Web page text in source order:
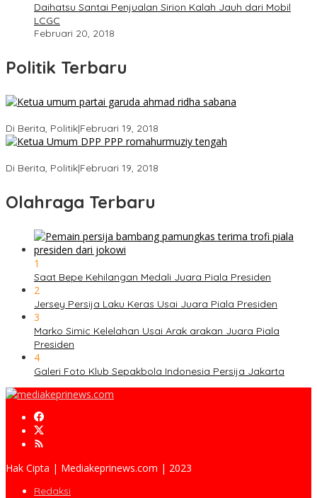
Daihatsu Santai Penjualan Sirion Kalah Jauh dari Mobil
LCGC
Februari 20, 2018
Politik Terbaru
Di Berita, Politik|Februari 19, 2018
Di Berita, Politik|Februari 19, 2018
Olahraga Terbaru
1
Saat Bepe Kehilangan Medali Juara Piala Presiden
2
Jersey Persija Laku Keras Usai Juara Piala Presiden
3
Marko Simic Kelelahan Usai Arak arakan Juara Piala
Presiden
4
Galeri Foto Klub Sepakbola Indonesia Persija Jakarta
Hak Cipta | Mediakeprinews.com | 2023
Redaksi